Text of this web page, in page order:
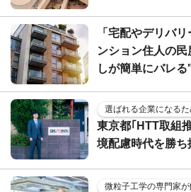
「宅配やデリバ
ンション住人の
しが簡単にバレ
選ばれる企業になるた
東京都｢HTT取組
境配慮時代を勝ち
微粒子工学の専門家が